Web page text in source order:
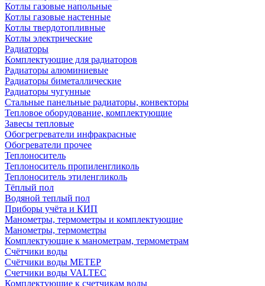
Котлы газовые напольные
Котлы газовые настенные
Котлы твердотопливные
Котлы электрические
Радиаторы
Комплектующие для радиаторов
Радиаторы алюминиевые
Радиаторы биметаллические
Радиаторы чугунные
Стальные панельные радиаторы, конвекторы
Тепловое оборудование, комплектующие
Завесы тепловые
Обогрегреватели инфракрасные
Обогреватели прочее
Теплоноситель
Теплоноситель пропиленгликоль
Теплоноситель этиленгликоль
Тёплый пол
Водяной теплый пол
Приборы учёта и КИП
Манометры, термометры и комплектующие
Манометры, термометры
Комплектующие к манометрам, термометрам
Счётчики воды
Счётчики воды МЕТЕР
Счетчики воды VALTEC
Комплектующие к счетчикам воды